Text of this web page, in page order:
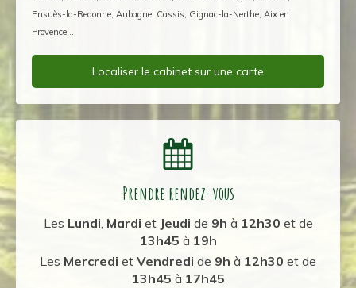
Ensuès-la-Redonne, Aubagne, Cassis, Gignac-la-Nerthe, Aix en
Provence...
Localiser le cabinet sur une carte
Prendre rendez-vous
Les Lundi, Mardi et Jeudi de 9h à 12h30 et de
13h45 à 19h
Les Mercredi et Vendredi de 9h à 12h30 et de
13h45 à 17h45